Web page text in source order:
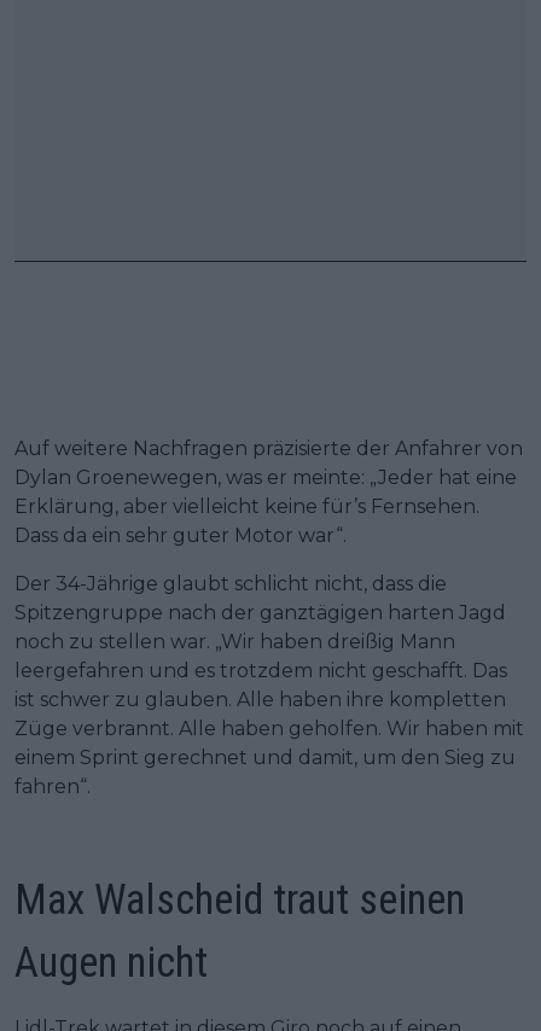
Auf weitere Nachfragen präzisierte der Anfahrer von
Dylan Groenewegen, was er meinte: „Jeder hat eine
Erklärung, aber vielleicht keine für’s Fernsehen.
Dass da ein sehr guter Motor war“.
Der 34-Jährige glaubt schlicht nicht, dass die
Spitzengruppe nach der ganztägigen harten Jagd
noch zu stellen war. „Wir haben dreißig Mann
leergefahren und es trotzdem nicht geschafft. Das
ist schwer zu glauben. Alle haben ihre kompletten
Züge verbrannt. Alle haben geholfen. Wir haben mit
einem Sprint gerechnet und damit, um den Sieg zu
fahren“.
Max Walscheid traut seinen
Augen nicht